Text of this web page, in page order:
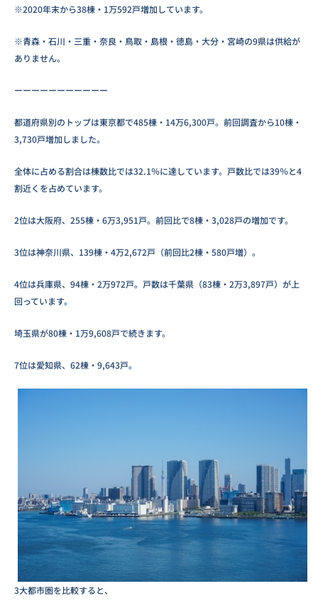
※2020年末から38棟・1万592戸増加しています。
※青森・石川・三重・奈良・鳥取・島根・徳島・大分・宮崎の9県は供給が
ありません。
ーーーーーーーーーーー
都道府県別のトップは東京都で485棟・14万6,300戸。前回調査から10棟・
3,730戸増加しました。
全体に占める割合は棟数比では32.1％に達しています。戸数比では39％と4
割近くを占めています。
2位は大阪府、255棟・6万3,951戸。前回比で8棟・3,028戸の増加です。
3位は神奈川県、139棟・4万2,672戸（前回比2棟・580戸増）。
4位は兵庫県、94棟・2万972戸。戸数は千葉県（83棟・2万3,897戸）が上
回っています。
埼玉県が80棟・1万9,608戸で続きます。
7位は愛知県、62棟・9,643戸。
3大都市圏を比較すると、